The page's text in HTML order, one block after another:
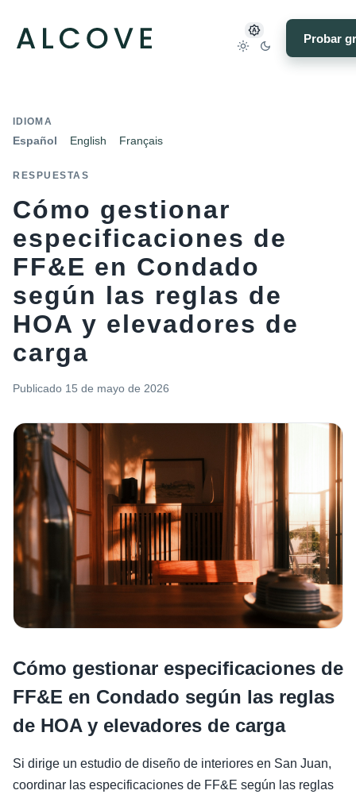
Probar
IDIOMA
Español English Français
RESPUESTAS
Cómo gestionar
especificaciones de
FF&E en Condado
según las reglas de
HOA y elevadores de
carga
Publicado 15 de mayo de 2026
Cómo gestionar especificaciones de
FF&E en Condado según las reglas
de HOA y elevadores de carga
Si dirige un estudio de diseño de interiores en San Juan,
coordinar las especificaciones de FF&E según las reglas